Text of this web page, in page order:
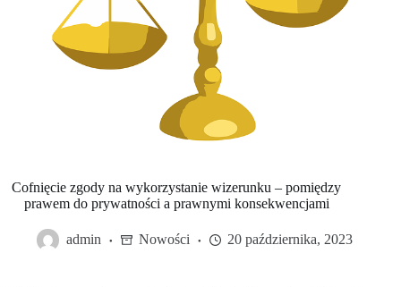
Cofnięcie zgody na wykorzystanie wizerunku – pomiędzy
prawem do prywatności a prawnymi konsekwencjami
admin Nowości 20 października, 2023